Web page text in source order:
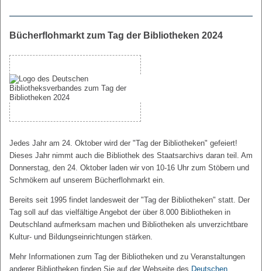
Bücherflohmarkt zum Tag der Bibliotheken 2024
Jedes Jahr am 24. Oktober wird der "Tag der Bibliotheken" gefeiert!
Dieses Jahr nimmt auch die Bibliothek des Staatsarchivs daran teil. Am
Donnerstag, den 24. Oktober laden wir von 10-16 Uhr zum Stöbern und
Schmökern auf unserem Bücherflohmarkt ein.
Bereits seit 1995 findet landesweit der "Tag der Bibliotheken" statt. Der
Tag soll auf das vielfältige Angebot der über 8.000 Bibliotheken in
Deutschland aufmerksam machen und Bibliotheken als unverzichtbare
Kultur- und Bildungseinrichtungen stärken.
Mehr Informationen zum Tag der Bibliotheken und zu Veranstaltungen
anderer Bibliotheken finden Sie auf der Webseite des Deutschen